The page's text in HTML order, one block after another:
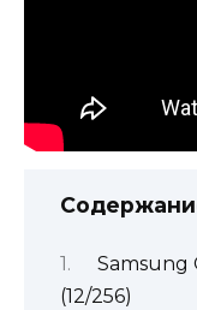
Samsung
(12/256)